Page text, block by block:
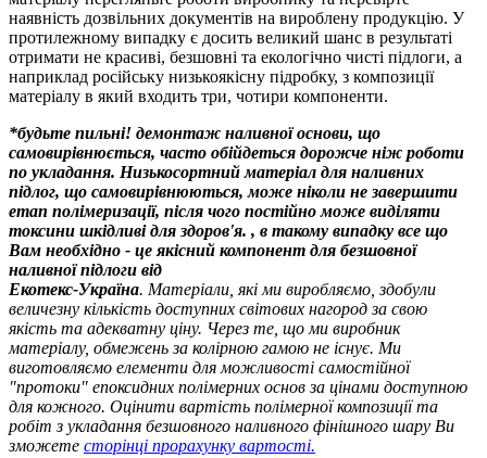
наявність дозвільних документів на вироблену продукцію. У
протилежному випадку є досить великий шанс в результаті
отримати не красиві, безшовні та екологічно чисті підлоги, а
наприклад російську низькоякісну підробку, з композиції
матеріалу в який входить три, чотири компоненти.
*будьте пильні! демонтаж наливної основи, що
самовирівнюється, часто обійдеться дорожче ніж роботи
по укладання. Низькосортний матеріал для наливних
підлог, що самовирівнюються, може ніколи не завершити
етап полімеризації, після чого постійно може виділяти
токсини шкідливі для здоров'я. , в такому випадку все що
Вам необхідно - це якісний компонент для безшовної
наливної підлоги від
Екотекс-Україна. Матеріали, які ми виробляємо, здобули
величезну кількість доступних світових нагород за свою
якість та адекватну ціну. Через те, що ми виробник
матеріалу, обмежень за колірною гамою не існує. Ми
виготовляємо елементи для можливості самостійної
"протоки" епоксидних полімерних основ за цінами доступною
для кожного. Оцінити вартість полімерної композиції та
робіт з укладання безшовного наливного фінішного шару Ви
зможете сторінці прорахунку вартості.